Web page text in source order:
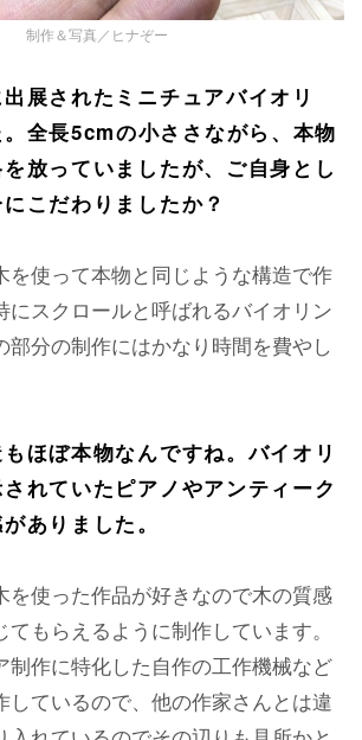
制作＆写真／ヒナぞー
展されたミニチュアバイオリ
全長5cmの小ささながら、本物
放っていましたが、ご自身とし
こだわりましたか？
を使って本物と同じような構造で作
にスクロールと呼ばれるバイオリン
部分の制作にはかなり時間を費やし
ほぼ本物なんですね。バイオリ
れていたピアノやアンティーク
ありました。
を使った作品が好きなので木の質感
もらえるように制作しています。
制作に特化した自作の工作機械など
しているので、他の作家さんとは違